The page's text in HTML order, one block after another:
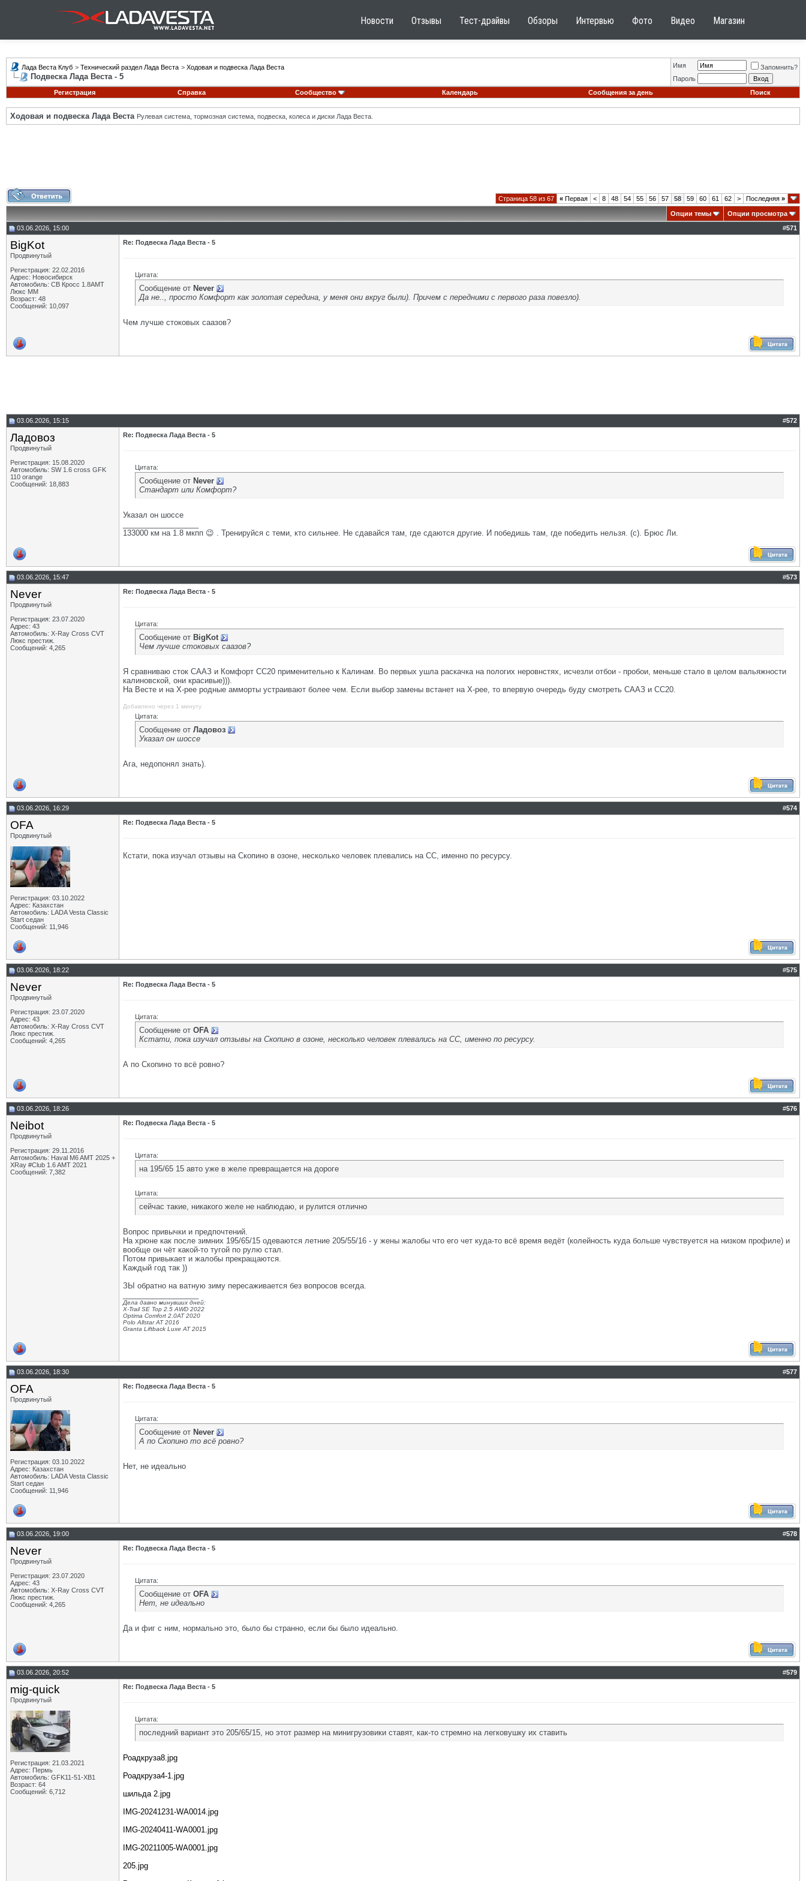
Новости Отзывы Тест-драйвы Обзоры Интервью Фото Видео Магазин
Лада Веста Клуб > Технический раздел Лада Веста > Ходовая и подвеска Лада Веста
Подвеска Лада Веста - 5
Имя
Запомнить?
Пароль
Регистрация
Справка Сообщество Календарь Сообщения за день Поиск
Ходовая и подвеска Лада Веста Рулевая система, тормозная система, подвеска, колеса и диски Лада Веста.
Страница 58 из 67 « Первая < 8 48 54 55 56 57 58 59 60 61 62 > Последняя »
Опции темы
Опции просмотра
03.06.2026, 15:00
#571
BigKot
Продвинутый
Регистрация: 22.02.2016
Адрес: Новосибирск
Автомобиль: СВ Кросс 1.8АМТ
Люкс ММ
Возраст: 48
Сообщений: 10,097
Re: Подвеска Лада Веста - 5
Цитата:
Сообщение от Never
Да не.., просто Комфорт как золотая середина, у меня они вкруг были). Причем с передними с первого раза повезло).
Чем лучше стоковых саазов?
03.06.2026, 15:15 #572
Ладовоз
Продвинутый
Регистрация: 15.08.2020
Автомобиль: SW 1.6 cross GFK
110 orange
Сообщений: 18,883
Re: Подвеска Лада Веста - 5
Цитата:
Сообщение от Never
Стандарт или Комфорт?
Указал он шоссе
133000 км на 1.8 мкпп 😉 . Тренируйся с теми, кто сильнее. Не сдавайся там, где сдаются другие. И победишь там, где победить нельзя. (с). Брюс Ли.
03.06.2026, 15:47 #573
Never
Продвинутый
Регистрация: 23.07.2020
Адрес: 43
Автомобиль: X-Ray Cross CVT
Люкс престиж.
Сообщений: 4,265
Re: Подвеска Лада Веста - 5
Цитата:
Сообщение от BigKot
Чем лучше стоковых саазов?
Я сравниваю сток СААЗ и Комфорт СС20 применительно к Калинам. Во первых ушла раскачка на пологих неровнстях, исчезли отбои - пробои, меньше стало в целом вальяжности
калиновской, они красивые))).
На Весте и на Х-рее родные амморты устраивают более чем. Если выбор замены встанет на Х-рее, то впервую очередь буду смотреть СААЗ и СС20.
Добавлено через 1 минуту
Цитата:
Сообщение от Ладовоз
Указал он шоссе
Ага, недопонял знать).
03.06.2026, 16:29 #574
OFA
Продвинутый
Регистрация: 03.10.2022
Адрес: Казахстан
Автомобиль: LADA Vesta Classic
Start седан
Сообщений: 11,946
Re: Подвеска Лада Веста - 5
Кстати, пока изучал отзывы на Скопино в озоне, несколько человек плевались на СС, именно по ресурсу.
03.06.2026, 18:22 #575
Never
Продвинутый
Регистрация: 23.07.2020
Адрес: 43
Автомобиль: X-Ray Cross CVT
Люкс престиж.
Сообщений: 4,265
Re: Подвеска Лада Веста - 5
Цитата:
Сообщение от OFA
Кстати, пока изучал отзывы на Скопино в озоне, несколько человек плевались на СС, именно по ресурсу.
А по Скопино то всё ровно?
03.06.2026, 18:26 #576
Neibot
Продвинутый
Регистрация: 29.11.2016
Автомобиль: Haval M6 AMT 2025 +
XRay #Club 1.6 AMT 2021
Сообщений: 7,382
Re: Подвеска Лада Веста - 5
Цитата:
на 195/65 15 авто уже в желе превращается на дороге
Цитата:
сейчас такие, никакого желе не наблюдаю, и рулится отлично
Вопрос привычки и предпочтений.
На хрюне как после зимних 195/65/15 одеваются летние 205/55/16 - у жены жалобы что его чет куда-то всё время ведёт (колейность куда больше чувствуется на низком профиле) и
вообще он чёт какой-то тугой по рулю стал.
Потом привыкает и жалобы прекращаются.
Каждый год так ))
ЗЫ обратно на ватную зиму пересаживается без вопросов всегда.
Дела давно минувших дней:
X-Trail SE Top 2.5 AWD 2022
Optima Comfort 2.0AT 2020
Polo Allstar AT 2016
Granta Liftback Luxe AT 2015
03.06.2026, 18:30 #577
OFA
Продвинутый
Регистрация: 03.10.2022
Адрес: Казахстан
Автомобиль: LADA Vesta Classic
Start седан
Сообщений: 11,946
Re: Подвеска Лада Веста - 5
Цитата:
Сообщение от Never
А по Скопино то всё ровно?
Нет, не идеально
03.06.2026, 19:00 #578
Never
Продвинутый
Регистрация: 23.07.2020
Адрес: 43
Автомобиль: X-Ray Cross CVT
Люкс престиж.
Сообщений: 4,265
Re: Подвеска Лада Веста - 5
Цитата:
Сообщение от OFA
Нет, не идеально
Да и фиг с ним, нормально это, было бы странно, если бы было идеально.
03.06.2026, 20:52 #579
mig-quick
Продвинутый
Регистрация: 21.03.2021
Адрес: Пермь
Автомобиль: GFK11-51-ХВ1
Возраст: 64
Сообщений: 6,712
Re: Подвеска Лада Веста - 5
Цитата:
последний вариант это 205/65/15, но этот размер на минигрузовики ставят, как-то стремно на легковушку их ставить
Роадкруза8.jpg
Роадкруза4-1.jpg
шильда 2.jpg
IMG-20241231-WA0014.jpg
IMG-20240411-WA0001.jpg
IMG-20211005-WA0001.jpg
205.jpg